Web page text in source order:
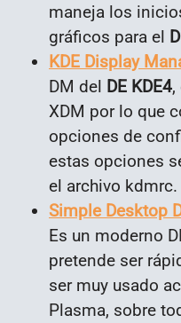
maneja los
gráficos para el
KDE Display
DM del DE KDE4,
XDM por lo que
opciones de
estas opciones
el archivo kdmrc.
Simple Desktop
Es un moderno
pretende ser
ser muy usado
Plasma, sobre